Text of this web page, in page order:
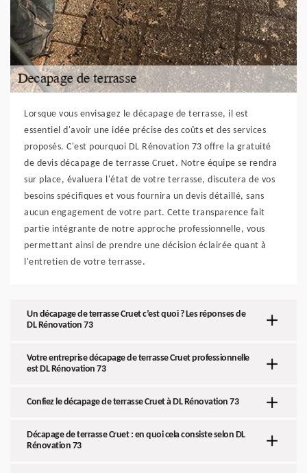
Lorsque vous envisagez le décapage de terrasse, il est
essentiel d'avoir une idée précise des coûts et des services
proposés. C'est pourquoi DL Rénovation 73 offre la gratuité
de devis décapage de terrasse Cruet. Notre équipe se rendra
sur place, évaluera l'état de votre terrasse, discutera de vos
besoins spécifiques et vous fournira un devis détaillé, sans
aucun engagement de votre part. Cette transparence fait
partie intégrante de notre approche professionnelle, vous
permettant ainsi de prendre une décision éclairée quant à
l'entretien de votre terrasse.
Un décapage de terrasse Cruet c’est quoi ? Les réponses de
DL Rénovation 73
Votre entreprise décapage de terrasse Cruet professionnelle
est DL Rénovation 73
Confiez le décapage de terrasse Cruet à DL Rénovation 73
Décapage de terrasse Cruet : en quoi cela consiste selon DL
Rénovation 73